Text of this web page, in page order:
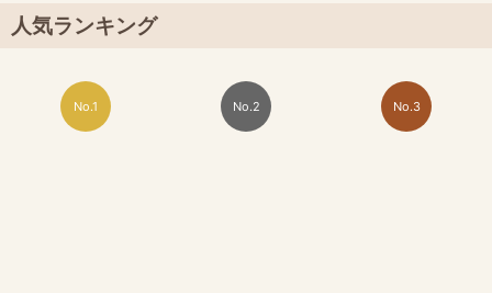
人気ランキング
No.1 No.2 No.3